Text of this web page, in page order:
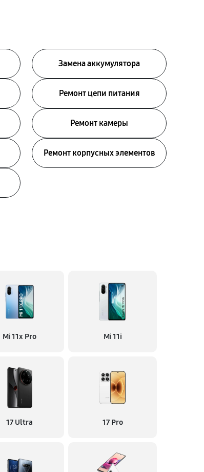
Замена аккумулятора
Ремонт цепи питания
Ремонт камеры
Ремонт корпусных элементов
Mi 11x Pro Mi 11i
17 Ultra 17 Pro